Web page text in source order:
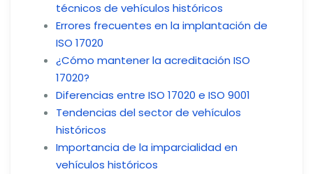
técnicos de vehículos históricos
Errores frecuentes en la implantación de
ISO 17020
¿Cómo mantener la acreditación ISO
17020?
Diferencias entre ISO 17020 e ISO 9001
Tendencias del sector de vehículos
históricos
Importancia de la imparcialidad en
vehículos históricos